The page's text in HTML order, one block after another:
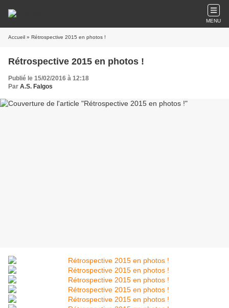
MENU
Accueil » Rétrospective 2015 en photos !
Rétrospective 2015 en photos !
Publié le 15/02/2016 à 12:18
Par A.S. Falgos